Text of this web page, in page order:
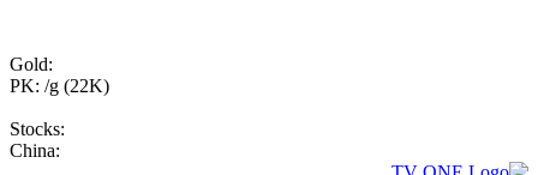
Gold:
PK: /g (22K)
Stocks:
China: